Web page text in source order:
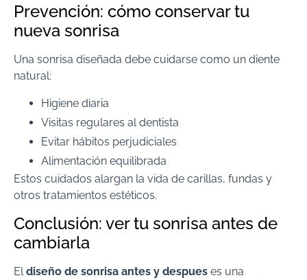
Prevención: cómo conservar tu
nueva sonrisa
Una sonrisa diseñada debe cuidarse como un diente
natural:
Higiene diaria
Visitas regulares al dentista
Evitar hábitos perjudiciales
Alimentación equilibrada
Estos cuidados alargan la vida de carillas, fundas y
otros tratamientos estéticos.
Conclusión: ver tu sonrisa antes de
cambiarla
El diseño de sonrisa antes y despues es una